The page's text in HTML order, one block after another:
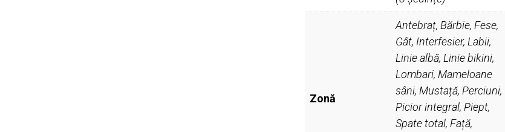
Zonă
Antebraț, Bărbie, Fese,
Gât, Interfesier, Labii,
Linie albă, Linie bikini,
Lombari, Mameloane
sâni, Mustață, Perciuni,
Picior integral, Piept,
Spate total, Față,